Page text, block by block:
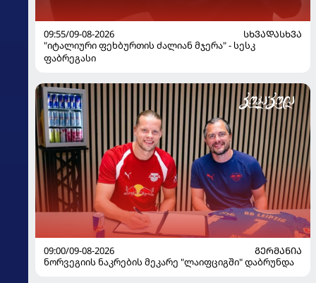
09:55/09-08-2026
ᲡᲮᲕᲐᲓᲐᲡᲮᲕᲐ
"იტალიური ფეხბურთის ძალიან მჯერა" - სესკ
ფაბრეგასი
09:00/09-08-2026
ᲒᲔᲠᲛᲐᲜᲘᲐ
ნორვეგიის ნაკრების მეკარე "ლაიფციგში" დაბრუნდა